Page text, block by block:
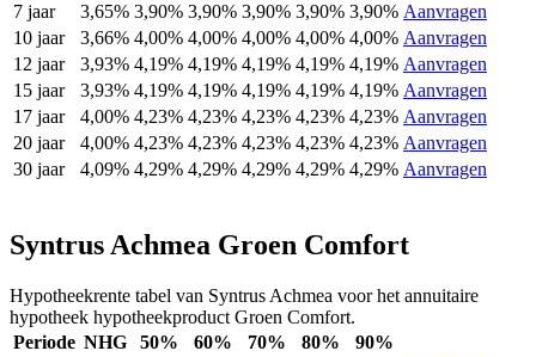
7 jaar
3,65% 3,90% 3,90% 3,90% 3,90% 3,90% Aanvragen
10 jaar
3,66% 4,00% 4,00% 4,00% 4,00% 4,00% Aanvragen
12 jaar
3,93% 4,19% 4,19% 4,19% 4,19% 4,19% Aanvragen
15 jaar
3,93% 4,19% 4,19% 4,19% 4,19% 4,19% Aanvragen
17 jaar
4,00% 4,23% 4,23% 4,23% 4,23% 4,23% Aanvragen
20 jaar
4,00% 4,23% 4,23% 4,23% 4,23% 4,23% Aanvragen
30 jaar
4,09% 4,29% 4,29% 4,29% 4,29% 4,29% Aanvragen
Syntrus Achmea Groen Comfort
Hypotheekrente tabel van Syntrus Achmea voor het annuitaire
hypotheek hypotheekproduct Groen Comfort.
Periode NHG 50% 60% 70% 80%
90%